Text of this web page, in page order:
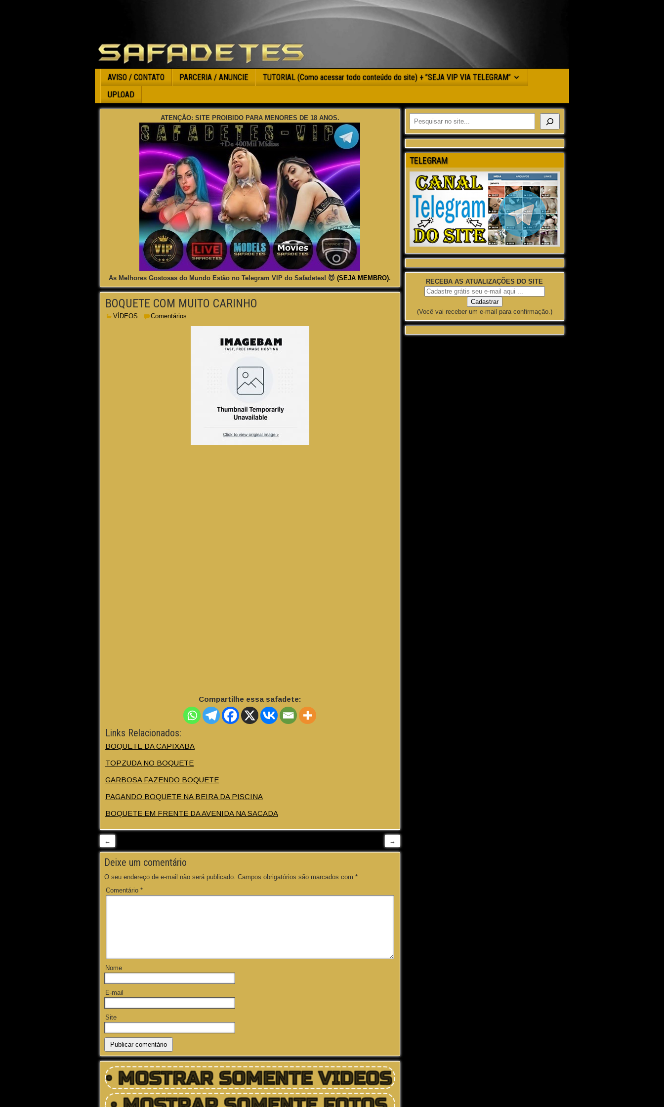
AVISO / CONTATO PARCERIA / ANUNCIE
TUTORIAL (Como acessar todo conteúdo do site) + ”SEJA VIP VIA TELEGRAM”
UPLOAD
ATENÇÃO: SITE PROIBIDO PARA MENORES DE 18 ANOS.
As Melhores Gostosas do Mundo Estão no Telegram VIP do Safadetes! 😈(SEJA MEMBRO).
BOQUETE COM MUITO CARINHO
VÍDEOS Comentários
Compartilhe essa safadete:
Links Relacionados:
BOQUETE DA CAPIXABA
TOPZUDA NO BOQUETE
GARBOSA FAZENDO BOQUETE
PAGANDO BOQUETE NA BEIRA DA PISCINA
BOQUETE EM FRENTE DA AVENIDA NA SACADA
← →
Deixe um comentário
O seu endereço de e-mail não será publicado. Campos obrigatórios são marcados com *
Comentário *
Nome
E-mail
Site
TELEGRAM
RECEBA AS ATUALIZAÇÕES DO SITE
(Você vai receber um e-mail para confirmação.)